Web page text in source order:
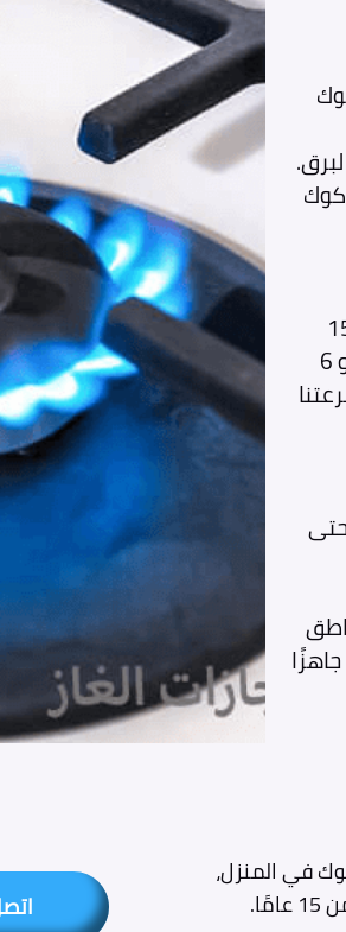
كوك معتمد بخبرة تتجاوز 15
عامًا، يصل إليك في غضون ساعات؛ سواء كنت في المعادي، مدينة نصر، أو 6
تقييم 4.9/5 بفضل سرعتنا
في المنزل،